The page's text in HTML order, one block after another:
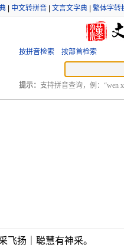
中文转拼音 文言文字典 繁体字转
按拼音检索 按部首检索
提示： 支持拼音查询，例：“wen
飞扬｜聪慧有神采。